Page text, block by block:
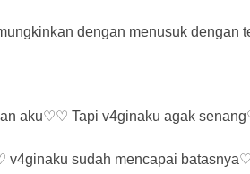
dengan menusuk dengan
aku♡♡ Tapi v4ginaku agak
sudah mencapai